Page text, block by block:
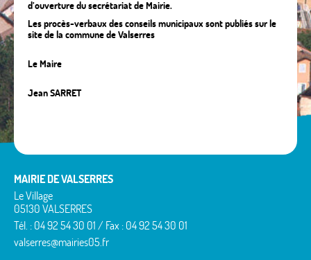
d’ouverture du secrétariat de Mairie.
Les procès-verbaux des conseils municipaux sont publiés sur le
site de la commune de Valserres
Le Maire
Jean SARRET
MAIRIE DE VALSERRES
Le Village
05130 VALSERRES
Tél. : 04 92 54 30 01 / Fax : 04 92 54 30 01
valserres@mairies05.fr